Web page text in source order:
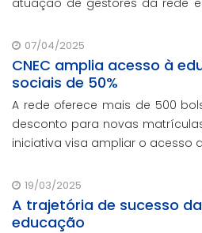
contando com o oferecimento
07/04/2025
CNEC amplia acesso à
sociais de 50%
A rede oferece mais de 500
desconto para novas
iniciativa visa ampliar o acesso
19/03/2025
A trajetória de sucesso da
educação